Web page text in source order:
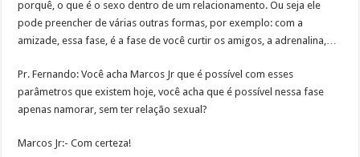
porquê, o que é o sexo dentro de um relacionamento. Ou seja ele
pode preencher de várias outras formas, por exemplo: com a
amizade, essa fase, é a fase de você curtir os amigos, a adrenalina,…
Pr. Fernando: Você acha Marcos Jr que é possível com esses
parâmetros que existem hoje, você acha que é possível nessa fase
apenas namorar, sem ter relação sexual?
Marcos Jr:- Com certeza!